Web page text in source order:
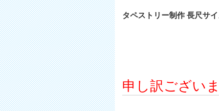
タペストリー制作 長尺サ
申し訳ござい